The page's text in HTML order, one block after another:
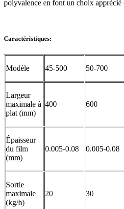
polyvalence en font un choix apprécié
Caractéristiques:
Modèle 45-500 50-700
Largeur
maximale à
plat (mm)
400 600
Épaisseur
du film
(mm)
0.005-0.08 0.005-0.08
Sortie
maximale
(kg/h)
20 30